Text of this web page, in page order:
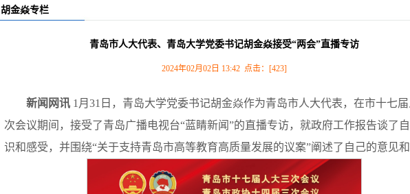
胡金焱专栏
青岛市人大代表、青岛大学党委书记胡金焱接受“两会”直播专访
2024年02月02日 13:42 点击：[423]
新闻网讯 1月31日，青岛大学党委书记胡金焱作为青岛市人大代表，在市十七
次会议期间，接受了青岛广播电视台“蓝睛新闻”的直播专访，就政府工作报告谈了
识和感受，并围绕“关于支持青岛市高等教育高质量发展的议案”阐述了自己的意见和